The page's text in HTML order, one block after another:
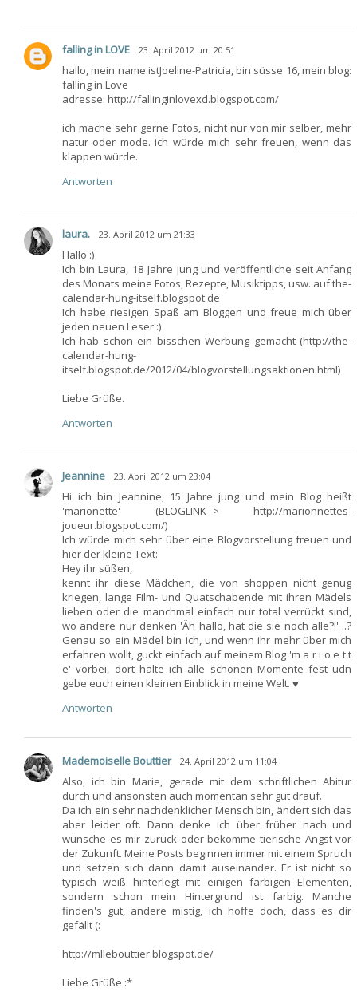
falling in LOVE 23. April 2012 um 20:51
hallo, mein name istJoeline-Patricia, bin süsse 16, mein blog:
falling in Love
adresse: http://fallinginlovexd.blogspot.com/
ich mache sehr gerne Fotos, nicht nur von mir selber, mehr
natur oder mode. ich würde mich sehr freuen, wenn das
klappen würde.
Antworten
laura. 23. April 2012 um 21:33
Hallo :)
Ich bin Laura, 18 Jahre jung und veröffentliche seit Anfang
des Monats meine Fotos, Rezepte, Musiktipps, usw. auf the-
calendar-hung-itself.blogspot.de
Ich habe riesigen Spaß am Bloggen und freue mich über
jeden neuen Leser :)
Ich hab schon ein bisschen Werbung gemacht (http://the-
calendar-hung-
itself.blogspot.de/2012/04/blogvorstellungsaktionen.html)
Liebe Grüße.
Antworten
Jeannine 23. April 2012 um 23:04
Hi ich bin Jeannine, 15 Jahre jung und mein Blog heißt
'marionette' (BLOGLINK--> http://marionnettes-
joueur.blogspot.com/)
Ich würde mich sehr über eine Blogvorstellung freuen und
hier der kleine Text:
Hey ihr süßen,
kennt ihr diese Mädchen, die von shoppen nicht genug
kriegen, lange Film- und Quatschabende mit ihren Mädels
lieben oder die manchmal einfach nur total verrückt sind,
wo andere nur denken 'Äh hallo, hat die sie noch alle?!' ..?
Genau so ein Mädel bin ich, und wenn ihr mehr über mich
erfahren wollt, guckt einfach auf meinem Blog 'm a r i o e t t
e' vorbei, dort halte ich alle schönen Momente fest udn
gebe euch einen kleinen Einblick in meine Welt. ♥
Antworten
Mademoiselle Bouttier 24. April 2012 um 11:04
Also, ich bin Marie, gerade mit dem schriftlichen Abitur
durch und ansonsten auch momentan sehr gut drauf.
Da ich ein sehr nachdenklicher Mensch bin, ändert sich das
aber leider oft. Dann denke ich über früher nach und
wünsche es mir zurück oder bekomme tierische Angst vor
der Zukunft. Meine Posts beginnen immer mit einem Spruch
und setzen sich dann damit auseinander. Er ist nicht so
typisch weiß hinterlegt mit einigen farbigen Elementen,
sondern schon mein Hintergrund ist farbig. Manche
finden's gut, andere mistig, ich hoffe doch, dass es dir
gefällt (:
http://mllebouttier.blogspot.de/
Liebe Grüße :*